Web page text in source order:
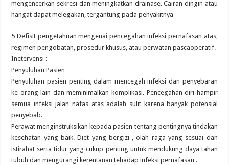
mengencerkan sekresi dan meningkatkan drainase. Cairan dingin atau
hangat dapat melegakan, tergantung pada penyakitnya
5 Defisit pengetahuan mengenai pencegahan infeksi pernafasan atas,
regimen pengobatan, prosedur khusus, atau perwatan pascaoperatif.
Inetervensi :
Penyuluhan Pasien
Penyuluhan pasien penting dalam mencegah infeksi dan penyebaran
ke orang lain dan meminimalkan komplikasi. Pencegahan diri hampir
semua infeksi jalan nafas atas adalah sulit karena banyak potensial
penyebab.
Perawat menginstruksikan kepada pasien tentang pentingnya tindakan
kesehatan yang baik. Diet yang bergizi , olah raga yang sesuai dan
istirahat serta tidur yang cukup penting untuk mendukung daya tahan
tubuh dan mengurangi kerentanan tehadap infeksi pernafasan .